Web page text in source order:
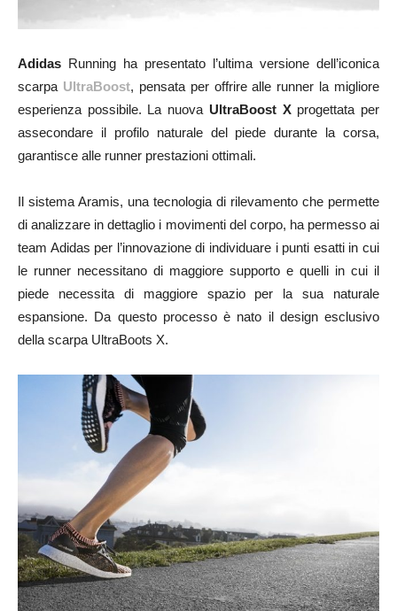
Adidas Running ha presentato l’ultima versione dell’iconica
scarpa UltraBoost, pensata per offrire alle runner la migliore
esperienza possibile. La nuova UltraBoost Xprogettata per
assecondare il profilo naturale del piede durante la corsa,
garantisce alle runner prestazioni ottimali.
Il sistema Aramis, una tecnologia di rilevamento che permette
di analizzare in dettaglio i movimenti del corpo, ha permesso ai
team Adidas per l’innovazione di individuare i punti esatti in cui
le runner necessitano di maggiore supporto e quelli in cui il
piede necessita di maggiore spazio per la sua naturale
espansione. Da questo processo è nato il design esclusivo
della scarpa UltraBoots X.